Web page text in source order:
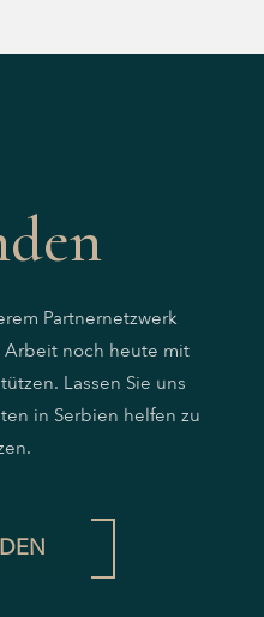
Partnernetzwerk
noch heute mit
Lassen Sie uns
in Serbien helfen zu